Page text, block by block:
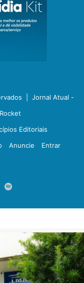
| Jornal Atual -
Editoriais
Anuncie
Entrar
Spotify